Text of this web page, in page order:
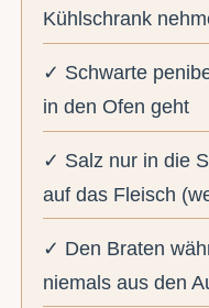
Kühlschrank
✓ Schwarte
in den Ofen geht
✓ Salz nur in die
auf das Fleisch
✓ Den Braten
niemals aus den